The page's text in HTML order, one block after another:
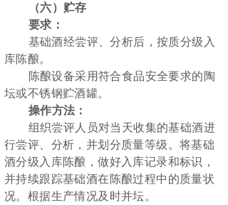
（六）贮存
要求：
基础酒经尝评、分析后，按质分级入
库陈酿。
陈酿设备采用符合食品安全要求的陶
坛或不锈钢贮酒罐。
操作方法：
组织尝评人员对当天收集的基础酒进
行尝评、分析，并划分质量等级。将基础
酒分级入库陈酿，做好入库记录和标识，
并持续跟踪基础酒在陈酿过程中的质量状
况。根据生产情况及时并坛。